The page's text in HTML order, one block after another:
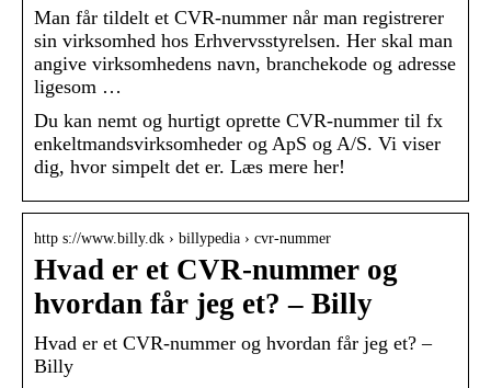
Man får tildelt et CVR-nummer når man registrerer
sin virksomhed hos Erhvervsstyrelsen. Her skal man
angive virksomhedens navn, branchekode og adresse
ligesom …
Du kan nemt og hurtigt oprette CVR-nummer til fx
enkeltmandsvirksomheder og ApS og A/S. Vi viser
dig, hvor simpelt det er. Læs mere her!
http s://www.billy.dk › billypedia › cvr-nummer
Hvad er et CVR-nummer og
hvordan får jeg et? – Billy
Hvad er et CVR-nummer og hvordan får jeg et? –
Billy